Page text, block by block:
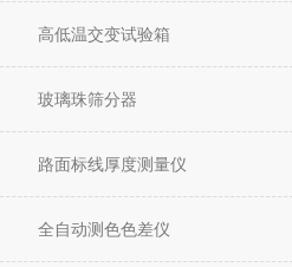
高低温交变试验箱
玻璃珠筛分器
路面标线厚度测量仪
全自动测色色差仪